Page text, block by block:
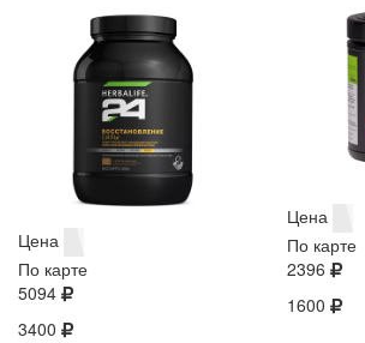
Цена
По карте
5094
3400
Цена
По карте
2396
1600